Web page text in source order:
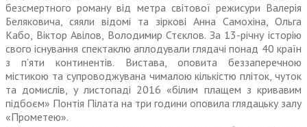
безсмертного роману від метра світової режисури Валерія
Беляковича, сяяли відомі та зіркові Анна Самохіна, Ольга
Кабо, Віктор Авілов, Володимир Стєклов. За 13-річну історію
свого існування спектаклю аплодували глядачі понад 40 країн
з п’яти континентів. Вистава, оповита беззаперечною
містикою та супроводжувана чималою кількістю пліток, чуток
та домислів, у листопаді 2016 «білим плащем з кривавим
підбоєм» Понтія Пілата на три години оповила глядацьку залу
«Прометею».